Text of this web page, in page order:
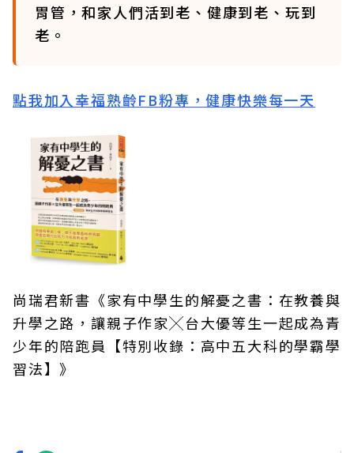
胃管，和家人們活到老、健康到老、玩到
老。
點我加入幸福熟齡FB粉專，健康快樂每一天
尚瑞君新書《家有中學生的解憂之書：在教養與
升學之路，讓親子作家╳台大優等生一起成為青
少年的陪跑員【特別收錄：高中五大科的學霸學
習法】》